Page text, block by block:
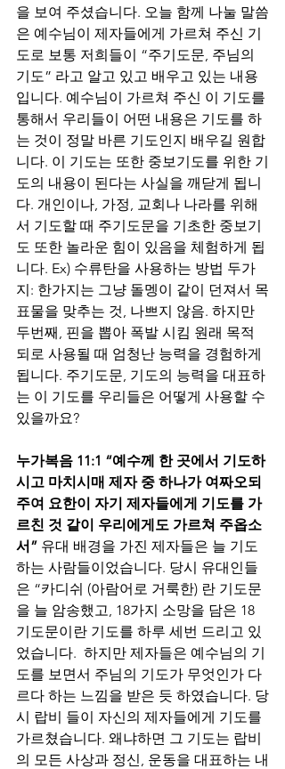
을 보여 주셨습니다. 오늘 함께 나눌 말씀
은 예수님이 제자들에게 가르쳐 주신 기
도로 보통 저희들이 “주기도문, 주님의
기도” 라고 알고 있고 배우고 있는 내용
입니다. 예수님이 가르쳐 주신 이 기도를
통해서 우리들이 어떤 내용은 기도를 하
는 것이 정말 바른 기도인지 배우길 원합
니다. 이 기도는 또한 중보기도를 위한 기
도의 내용이 된다는 사실을 깨닫게 됩니
다. 개인이나, 가정, 교회나 나라를 위해
서 기도할 때 주기도문을 기초한 중보기
도 또한 놀라운 힘이 있음을 체험하게 됩
니다. Ex) 수류탄을 사용하는 방법 두가
지: 한가지는 그냥 돌멩이 같이 던져서 목
표물을 맞추는 것, 나쁘지 않음. 하지만
두번째, 핀을 뽑아 폭발 시킴 원래 목적
되로 사용될 때 엄청난 능력을 경험하게
됩니다. 주기도문, 기도의 능력을 대표하
는 이 기도를 우리들은 어떻게 사용할 수
있을까요?
누가복음 11:1 “예수께 한 곳에서 기도하
시고 마치시매 제자 중 하나가 여짜오되
주여 요한이 자기 제자들에게 기도를 가
르친 것 같이 우리에게도 가르쳐 주옵소
서” 유대 배경을 가진 제자들은 늘 기도
하는 사람들이었습니다. 당시 유대인들
은 “카디쉬 (아람어로 거룩한) 란 기도문
을 늘 암송했고, 18가지 소망을 담은 18
기도문이란 기도를 하루 세번 드리고 있
었습니다.  하지만 제자들은 예수님의 기
도를 보면서 주님의 기도가 무엇인가 다
르다 하는 느낌을 받은 듯 하였습니다. 당
시 랍비 들이 자신의 제자들에게 기도를
가르쳤습니다. 왜냐하면 그 기도는 랍비
의 모든 사상과 정신, 운동을 대표하는 내